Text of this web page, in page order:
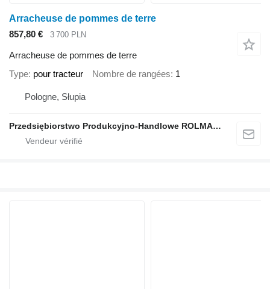
Arracheuse de pommes de terre
857,80 €
3 700 PLN
Arracheuse de pommes de terre
Type pour tracteur Nombre de rangées 1
Pologne, Słupia
Przedsiębiorstwo Produkcyjno-Handlowe ROLMAPOL Marcin Dziekan